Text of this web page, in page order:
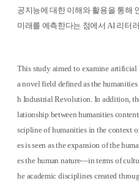
공지능에 대한 이해와 활용을 통해
미래를 예측한다는 점에서 AI 리터
This study aimed to examine
a novel field defined as the
h Industrial Revolution. In addition,
lationship between humanities
scipline of humanities in the context
es is seen as the expansion of the
es the human nature—in terms of
he academic disciplines created